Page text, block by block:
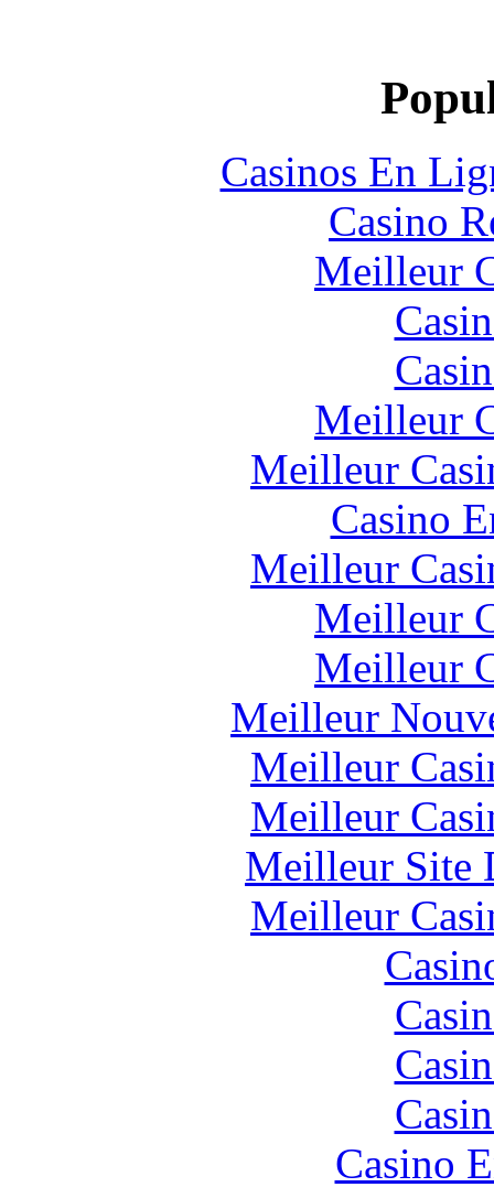
Casinos En
Casino
Meilleur
Meilleur
Meilleur
Casino
Meilleur
Meilleur
Meilleur
Meilleur
Meilleur
Meilleur
Meilleur Site
Meilleur
Casino